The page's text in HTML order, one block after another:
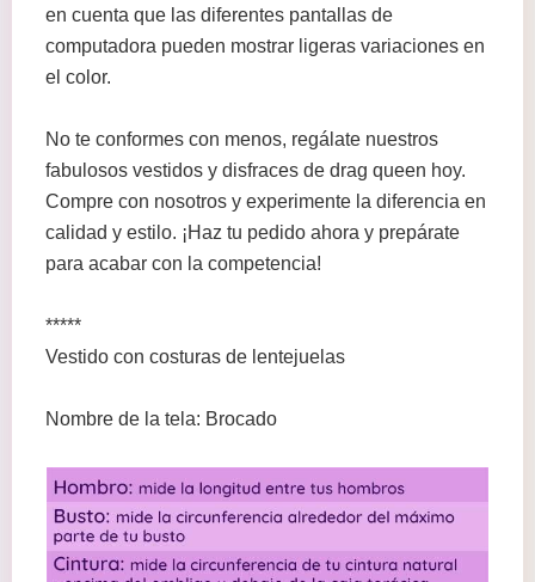
en cuenta que las diferentes pantallas de
computadora pueden mostrar ligeras variaciones en
el color.
No te conformes con menos, regálate nuestros
fabulosos vestidos y disfraces de drag queen hoy.
Compre con nosotros y experimente la diferencia en
calidad y estilo. ¡Haz tu pedido ahora y prepárate
para acabar con la competencia!
*****
Vestido con costuras de lentejuelas
Nombre de la tela: Brocado